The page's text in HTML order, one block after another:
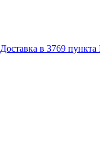
Доставка в 3769